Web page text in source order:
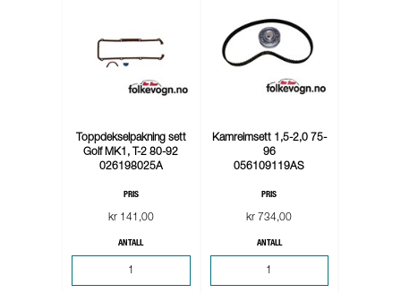
Toppdekselpakning sett
Golf MK1, T-2 80-92
026198025A
PRIS
kr 141,00
ANTALL
Kamreimsett 1,5-2,0 75-
96
056109119AS
PRIS
kr 734,00
ANTALL